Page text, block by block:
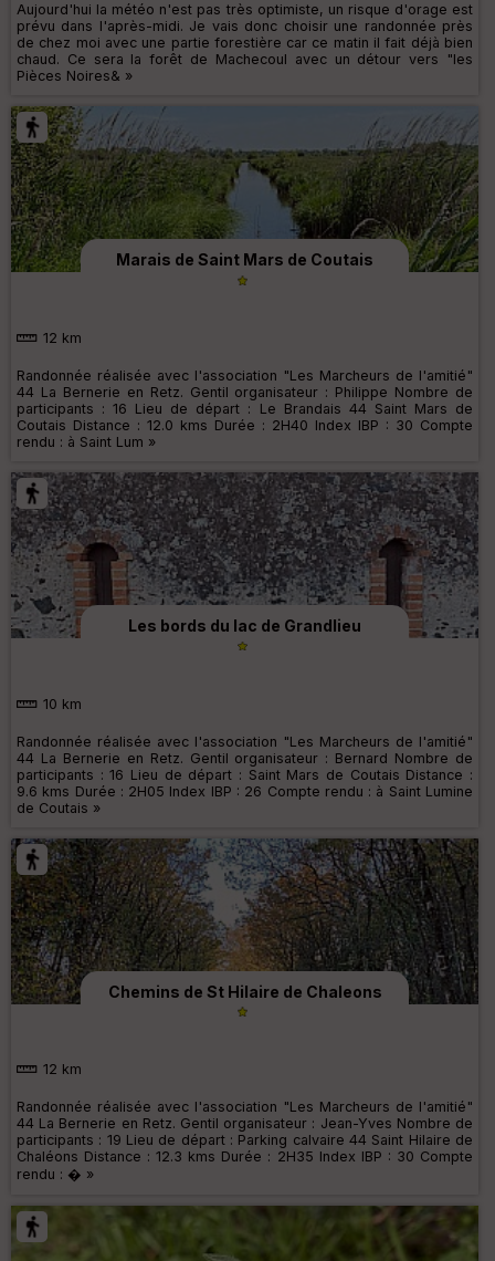
Aujourd'hui la météo n'est pas très optimiste, un risque d'orage est
prévu dans l'après-midi. Je vais donc choisir une randonnée près
de chez moi avec une partie forestière car ce matin il fait déjà bien
chaud. Ce sera la forêt de Machecoul avec un détour vers "les
Pièces Noires& »
Marais de Saint Mars de Coutais
12 km
Randonnée réalisée avec l'association "Les Marcheurs de l'amitié"
44 La Bernerie en Retz. Gentil organisateur : Philippe Nombre de
participants : 16 Lieu de départ : Le Brandais 44 Saint Mars de
Coutais Distance : 12.0 kms Durée : 2H40 Index IBP : 30 Compte
rendu : à Saint Lum »
Les bords du lac de Grandlieu
10 km
Randonnée réalisée avec l'association "Les Marcheurs de l'amitié"
44 La Bernerie en Retz. Gentil organisateur : Bernard Nombre de
participants : 16 Lieu de départ : Saint Mars de Coutais Distance :
9.6 kms Durée : 2H05 Index IBP : 26 Compte rendu : à Saint Lumine
de Coutais »
Chemins de St Hilaire de Chaleons
12 km
Randonnée réalisée avec l'association "Les Marcheurs de l'amitié"
44 La Bernerie en Retz. Gentil organisateur : Jean-Yves Nombre de
participants : 19 Lieu de départ : Parking calvaire 44 Saint Hilaire de
Chaléons Distance : 12.3 kms Durée : 2H35 Index IBP : 30 Compte
rendu : � »